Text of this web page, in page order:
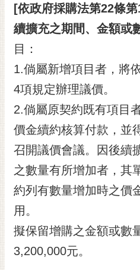
府
交
通
位
置
[依政府採購法第22條
續擴充之期間、金額或
目：
1.倘屬新增項目者，將
4項規定辦理議價。
2.倘屬原契約既有項目
價金續約核算付款，並
召開議價會議。因後續
之數量有所增加者，其
約列有數量增加時之價
用。
擬保留增購之金額或數
3,200,000元。